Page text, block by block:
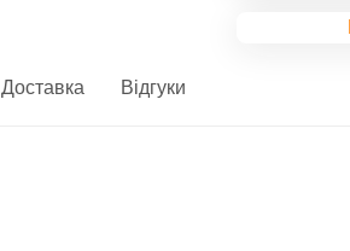
Доставка Відгуки